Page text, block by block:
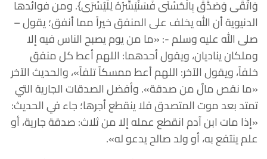
وَاتَّقَى وَصَدَّقَ بِالْحُسْنَى فَسَنُيَسِّرُهُ لِلْيُسْرَى}. ومن فوائدها
الدنيوية أن الله يخلف على المنفق خيراً مما أنفق؛ يقول –
صلى الله عليه وسلم -: «ما من يوم يصبح الناس فيه إلا
وملكان يناديان، ويقول أحدهما: اللهم أعط كل منفق
خلفاً، ويقول الآخر: اللهم أعط ممسكاً تلفاً»، والحديث الآخر
«ما نقص مالٌ من صدقة». وأفضل الصدقات الجارية التي
تمتد بعد موت المتصدق فلا ينقطع أجرها؛ جاء في الحديث:
«إذا مات ابن آدم انقطع عمله إلا من ثلاث: صدقة جارية، أو
علم ينتفع به، أو ولد صالح يدعو له».